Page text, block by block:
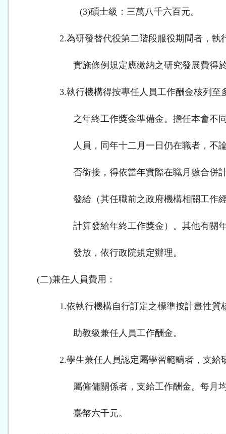
(3)碩士級：三萬八千六百元。
2.為研發替代役第二階段服役期間者，執
實施條例規定應繳納之研究發展費得
3.執行機構得按專任人員工作酬金核列至
之年終工作獎金準備金。擔任本會不
人員，同年十二月一日仍在職者，不
否銜接，得依當年實際在職月數合併
發給（其任職前之政府機構相關工作
計算發給年終工作獎金）。其他有關
發放，依行政院規定辦理。
(二)兼任人員費用：
1.依執行機構自行訂定之標準按計畫性質
助教級兼任人員工作酬金。
2.學生兼任人員認定屬學習範疇者，支給
屬僱傭關係者，支給工作酬金。每月
臺幣六千元。